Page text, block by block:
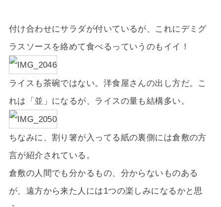
付け合わせにサラダが付いているが、これにデミグ
ラスソースを絡めて食べるっていうのもイイ！
ライスも茶碗ではない。洋食屋さんの出し方だ。こ
れは「並」になるが、ライスの量も結構多い。
ちなみに、割り箸が入ってる紙の裏側には倉敷の方
言が紹介されている。
倉敷の人間でも分かるもの、分からないものある
が、遠方から来た人には1つの楽しみになるかと思